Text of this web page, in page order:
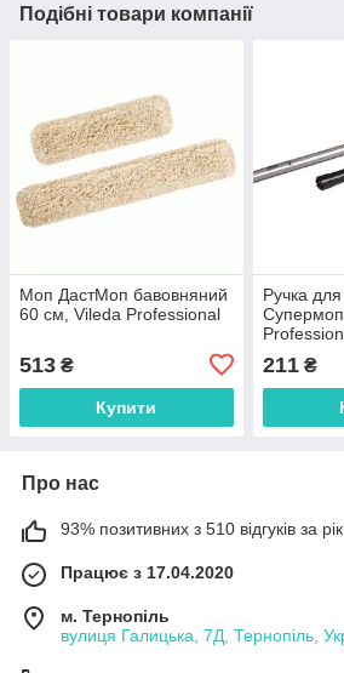
Подібні товари компанії
Моп ДастМоп бавовняний
60 см, Vileda Professional
513 ₴
Купити
Ручка
211₴
Про нас
93% позитивних з 510 відгуків за рік
Працює з 17.04.2020
м. Тернопіль
вулиця Галицька, 7Д, Тернопіль,